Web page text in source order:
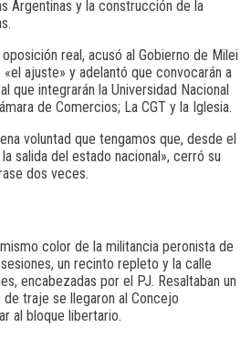
Argentinas y la construcción de la
real, acusó al Gobierno de Milei
ajuste» y adelantó que convocarán a
que integrarán la Universidad Nacional
de Comercios; La CGT y la Iglesia.
voluntad que tengamos que, desde el
salida del estado nacional», cerró su
dos veces.
color de la militancia peronista de
un recinto repleto y la calle
encabezadas por el PJ. Resaltaban un
traje se llegaron al Concejo
al bloque libertario.